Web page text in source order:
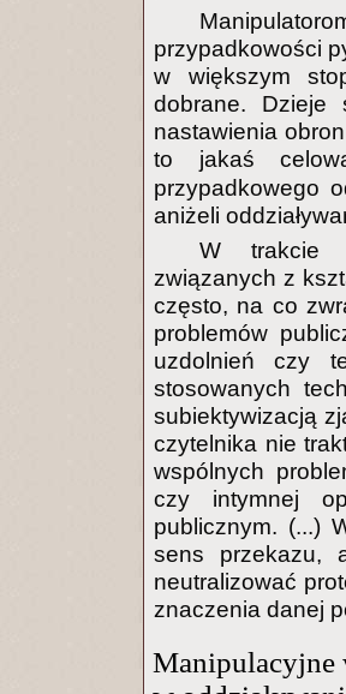
przypadkowości
w większym
dobrane.
nastawienia
to jakaś
przypadkowego
aniżeli
W trakcie
związanych z
często, na co
problemów
uzdolnień czy
stosowanych
subiektywizacją
czytelnika nie
wspólnych
czy intymnej
publicznym. (...)
sens przekazu,
neutralizować
znaczenia danej
Manipulacyjne